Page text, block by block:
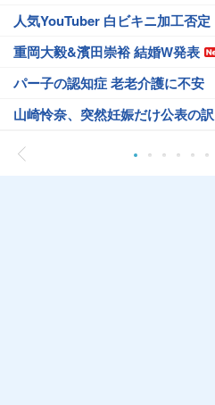
人気YouTuber 白ビキニ加工否定
重岡大毅&濱田崇裕 結婚W発表
パー子の認知症 老老介護に不安
山崎怜奈、突然妊娠だけ公表の訳